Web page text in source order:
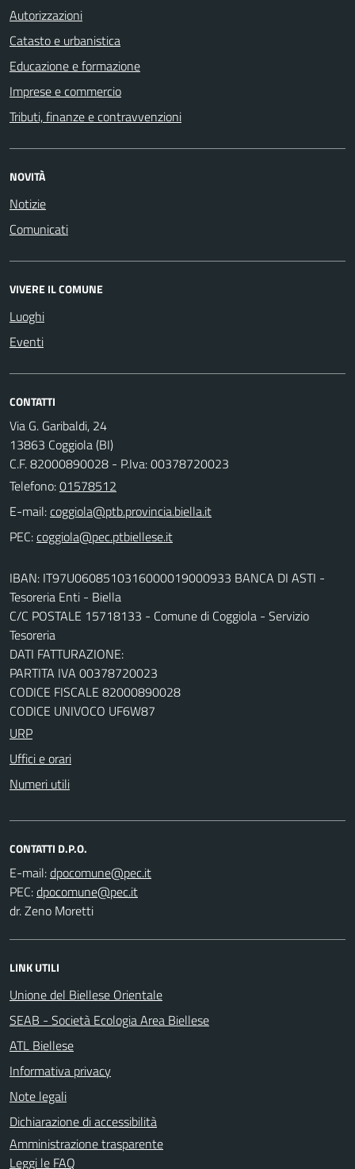
Autorizzazioni
Catasto e urbanistica
Educazione e formazione
Imprese e commercio
Tributi, finanze e contravvenzioni
NOVITÀ
Notizie
Comunicati
VIVERE IL COMUNE
Luoghi
Eventi
CONTATTI
Via G. Garibaldi, 24
13863 Coggiola (BI)
C.F. 82000890028 - P.Iva: 00378720023
Telefono:01578512
E-mail:
PEC:
IBAN: IT97U0608510316000019000933 BANCA DI ASTI -
Tesoreria Enti - Biella
C/C POSTALE 15718133 - Comune di Coggiola - Servizio
Tesoreria
DATI FATTURAZIONE:
PARTITA IVA 00378720023
CODICE FISCALE 82000890028
CODICE UNIVOCO UF6W87
URP
Uffici e orari
Numeri utili
CONTATTI D.P.O.
E-mail:
PEC:
dr. Zeno Moretti
LINK UTILI
Unione del Biellese Orientale
SEAB - Società Ecologia Area Biellese
ATL Biellese
Informativa privacy
Note legali
Dichiarazione di accessibilità
Amministrazione trasparente
Leggi le FAQ